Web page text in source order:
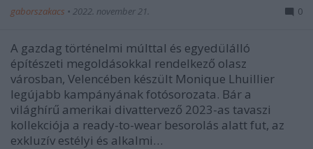
gaborszakacs • 2022. november 21. 0
A gazdag történelmi múlttal és egyedülálló
építészeti megoldásokkal rendelkező olasz
városban, Velencében készült Monique Lhuillier
legújabb kampányának fotósorozata. Bár a
világhírű amerikai divattervező 2023-as tavaszi
kollekciója a ready-to-wear besorolás alatt fut, az
exkluzív estélyi és alkalmi…